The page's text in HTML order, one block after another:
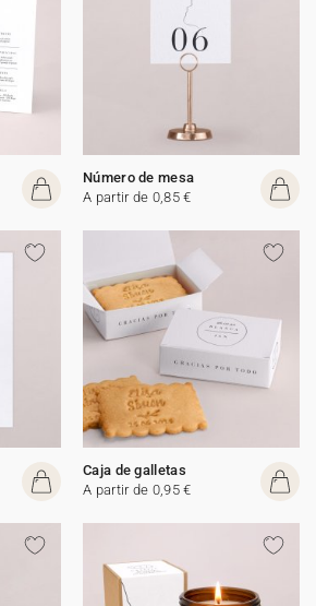
Número de mesa
A partir de 0,85 €
Caja de galletas
A partir de 0,95 €